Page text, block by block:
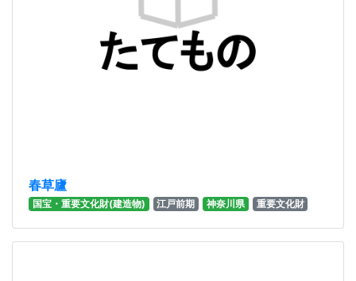
春草廬
国宝・重要文化財(建造物) 江戸前期 神奈川県 重要文化財